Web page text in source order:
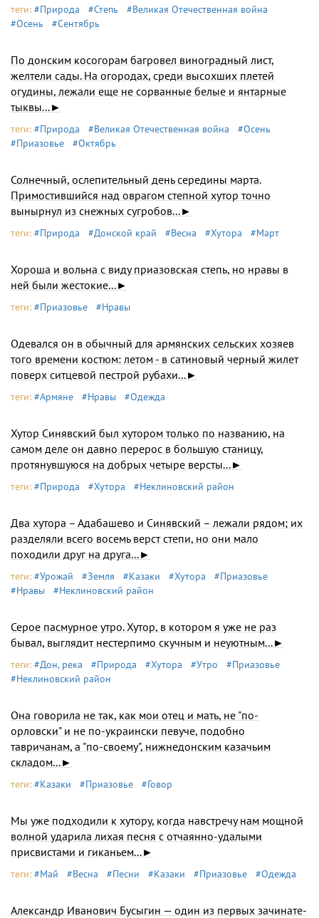
теги: #Природа #Степь
#Великая Отечественная война
#Осень
#Сентябрь
По донским косогорам багровел виноградный лист,
желтели сады. На огородах, среди высохших плетей
огудины, лежали еще не сорванные белые и янтарные
тыквы...►
теги: #Природа #Великая Отечественная война
#Осень
#Приазовье
#Октябрь
Солнечный, ослепительный день середины марта.
Примостившийся над оврагом степной хутор точно
вынырнул из снежных сугробов...►
теги: #Природа #Донской край #Весна #Хутора #Март
Хороша и вольна с виду приазовская степь, но нравы в
ней были жестокие...►
теги: #Приазовье #Нравы
Одевался он в обычный для армянских сельских хозяев
того времени костюм: летом - в сатиновый черный жилет
поверх ситцевой пестрой рубахи...►
теги: #Армяне #Нравы #Одежда
Хутор Синявский был хутором только по названию, на
самом деле он давно перерос в большую станицу,
протянувшуюся на добрых четыре версты...►
теги: #Природа #Хутора #Неклиновский район
Два хутора – Адабашево и Синявский – лежали рядом; их
разделяли всего восемь верст степи, но они мало
походили друг на друга...►
теги: #Урожай #Земля #Казаки #Хутора
#Приазовье
#Нравы
#Неклиновский район
Серое пасмурное утро. Хутор, в котором я уже не раз
бывал, выглядит нестерпимо скучным и неуютным...►
теги: #Дон, река #Природа #Хутора #Утро
#Приазовье
#Неклиновский район
Она говорила не так, как мои отец и мать, не "по-
орловски" и не по-украински певуче, подобно
тавричанам, а "по-своему", нижнедонским казачьим
складом...►
теги: #Казаки #Приазовье #Говор
Мы уже подходили к хутору, когда навстречу нам мощной
волной ударила лихая песня с отчаянно-удалыми
присвистами и гиканьем...►
теги: #Май #Весна #Песни #Казаки #Приазовье #Одежда
Александр Иванович Бусыгин — один из первых зачинате­